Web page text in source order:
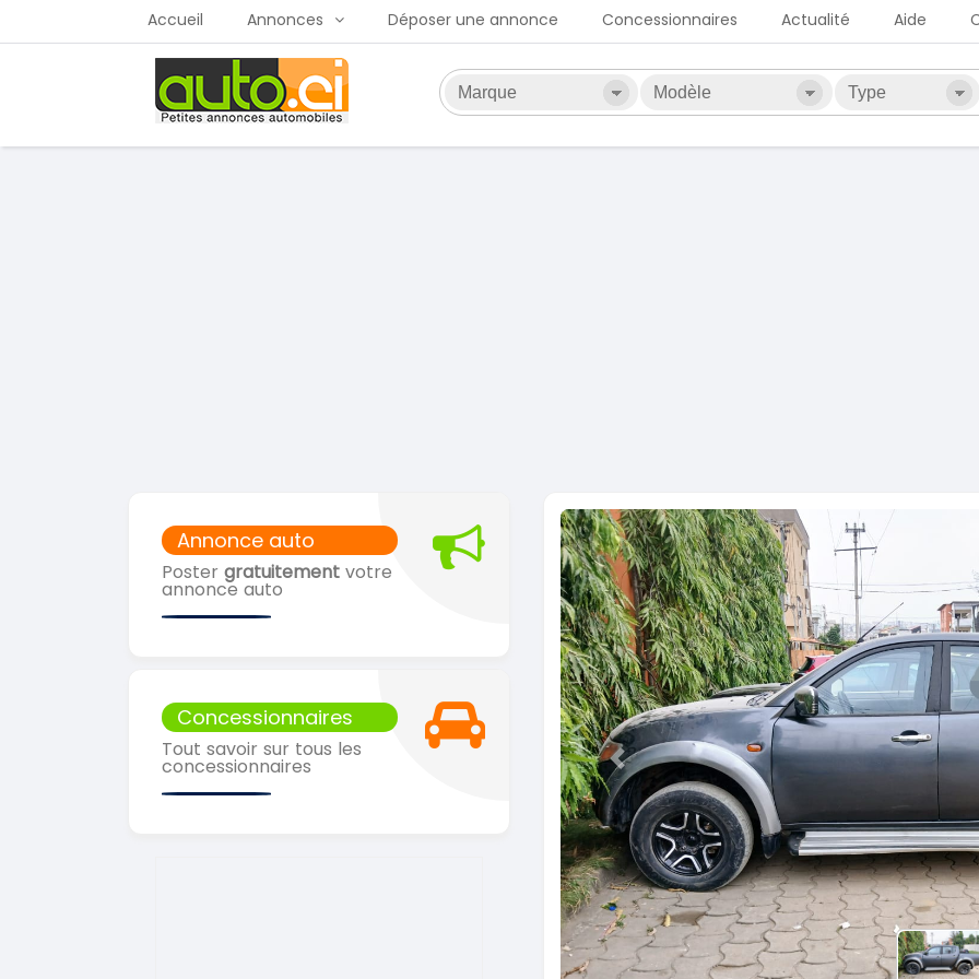
Accueil Annonces Déposer une annonce Concessionnaires Actualité Aide
Annonce auto
Poster gratuitement votre
annonce auto
Concessionnaires
Tout savoir sur tous les
concessionnaires Previous